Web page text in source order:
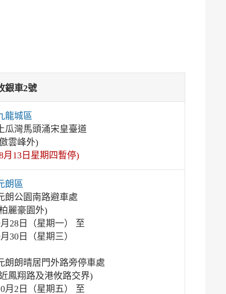
銀車2號
龍城區
瓜灣馬頭涌宋皇臺道
雲峰外)
月13日星期四暫停)
朗區
朗公園南路避車處
麗豪園外)
28日（星期一） 至
30日（星期三）
朗朗晴居門外路旁停車處
鳳翔路及港攸路交界)
月2日（星期五） 至